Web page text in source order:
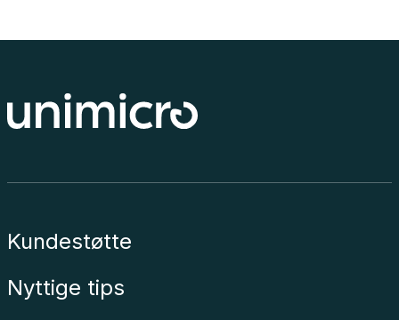
Kundestøtte
Nyttige tips